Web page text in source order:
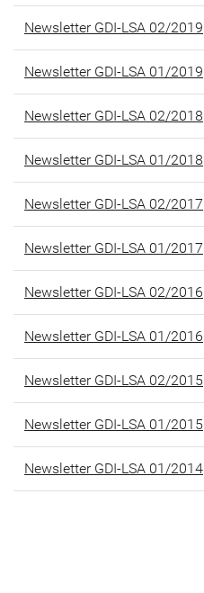
Newsletter GDI-LSA 02/2019
Newsletter GDI-LSA 01/2019
Newsletter GDI-LSA 02/2018
Newsletter GDI-LSA 01/2018
Newsletter GDI-LSA 02/2017
Newsletter GDI-LSA 01/2017
Newsletter GDI-LSA 02/2016
Newsletter GDI-LSA 01/2016
Newsletter GDI-LSA 02/2015
Newsletter GDI-LSA 01/2015
Newsletter GDI-LSA 01/2014